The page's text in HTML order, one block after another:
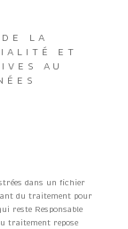
LA
ET
AU
dans un fichier
du traitement pour
reste Responsable
traitement repose